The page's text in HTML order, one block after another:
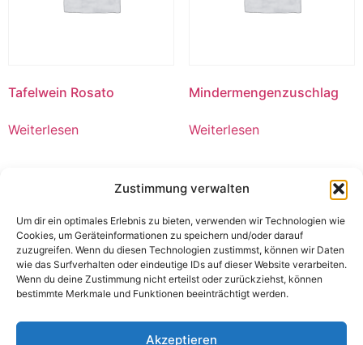
Zustimmung verwalten
Um dir ein optimales Erlebnis zu bieten, verwenden wir Technologien wie
Cookies, um Geräteinformationen zu speichern und/oder darauf
zuzugreifen. Wenn du diesen Technologien zustimmst, können wir Daten
wie das Surfverhalten oder eindeutige IDs auf dieser Website verarbeiten.
Wenn du deine Zustimmung nicht erteilst oder zurückziehst, können
bestimmte Merkmale und Funktionen beeinträchtigt werden.
Akzeptieren
Tafelwein Rosato
Weiterlesen
Mindermengenzuschlag
Weiterlesen